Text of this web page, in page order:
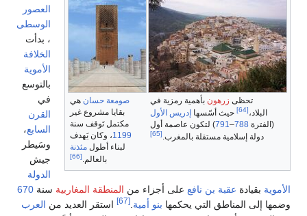
زرهونبأهمية رمزية في
حيث أسّسهاإدريس الأول
–
791 ) لتكون عاصمة أول
دولة إسلامية مستقلة بالمغرب.[65]
صومعة حسانهي
بقايا مشروع غير
مكتمل تَوقف سنة
1199، وكان يَهدف
مئذنة
العصور
الوسطى
الخلافة
الأموية
بالتوسع
في
القرن
السابع
وسَيطر
جيش
الدولة
بقيادةعقبة بن نافععلى أجزاء من المنطقة المغاربيةسنة670
المناطق التي يحكمهابنو أمية. استقر العديد من العرب